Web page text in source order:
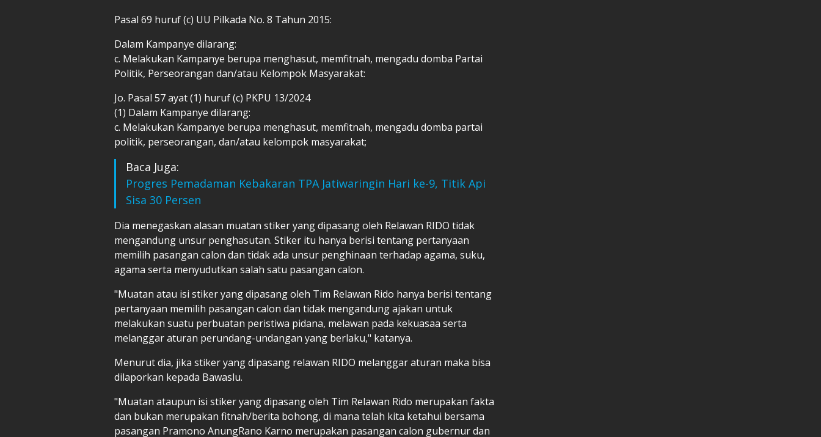
Pasal 69 huruf (c) UU Pilkada No. 8 Tahun 2015:
Dalam Kampanye dilarang:
c. Melakukan Kampanye berupa menghasut, memfitnah, mengadu domba Partai
Politik, Perseorangan dan/atau Kelompok Masyarakat:
Jo. Pasal 57 ayat (1) huruf (c) PKPU 13/2024
(1) Dalam Kampanye dilarang:
c. Melakukan Kampanye berupa menghasut, memfitnah, mengadu domba partai
politik, perseorangan, dan/atau kelompok masyarakat;
Baca Juga:
Progres Pemadaman Kebakaran TPA Jatiwaringin Hari ke-9, Titik Api
Sisa 30 Persen
Dia menegaskan alasan muatan stiker yang dipasang oleh Relawan RIDO tidak
mengandung unsur penghasutan. Stiker itu hanya berisi tentang pertanyaan
memilih pasangan calon dan tidak ada unsur penghinaan terhadap agama, suku,
agama serta menyudutkan salah satu pasangan calon.
"Muatan atau isi stiker yang dipasang oleh Tim Relawan Rido hanya berisi tentang
pertanyaan memilih pasangan calon dan tidak mengandung ajakan untuk
melakukan suatu perbuatan peristiwa pidana, melawan pada kekuasaa serta
melanggar aturan perundang-undangan yang berlaku," katanya.
Menurut dia, jika stiker yang dipasang relawan RIDO melanggar aturan maka bisa
dilaporkan kepada Bawaslu.
"Muatan ataupun isi stiker yang dipasang oleh Tim Relawan Rido merupakan fakta
dan bukan merupakan fitnah/berita bohong, di mana telah kita ketahui bersama
pasangan Pramono AnungRano Karno merupakan pasangan calon gubernur dan